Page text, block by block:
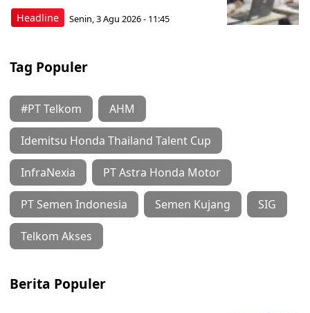
Headline Senin, 3 Agu 2026 - 11:45
Tag Populer
#PT Telkom AHM
Idemitsu Honda Thailand Talent Cup
InfraNexia PT Astra Honda Motor
PT Semen Indonesia Semen Kujang SIG
Telkom Akses
Berita Populer